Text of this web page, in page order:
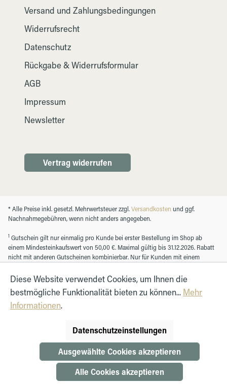
Versand und Zahlungsbedingungen
Widerrufsrecht
Datenschutz
Rückgabe & Widerrufsformular
AGB
Impressum
Newsletter
Vertrag widerrufen
* Alle Preise inkl. gesetzl. Mehrwertsteuer zzgl.Versandkosten und ggf.
Nachnahmegebühren, wenn nicht anders angegeben.
1 Gutschein gilt nur einmalig pro Kunde bei erster Bestellung im Shop ab
einem Mindesteinkaufswert von 50,00 €. Maximal gültig bis 31.12.2026. Rabatt
nicht mit anderen Gutscheinen kombinierbar. Nur für Kunden mit einem
Diese Website verwendet Cookies, um Ihnen die
bestmögliche Funktionalität bieten zu können... Mehr
Informationen.
Datenschutzeinstellungen
Ausgewählte Cookies akzeptieren
Alle Cookies akzeptieren